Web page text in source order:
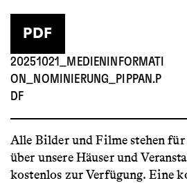
PDF
20251021_MEDIENINFORMATI
ON_NOMINIERUNG_PIPPAN.P
DF
Alle Bilder und Filme stehen
über unsere Häuser und
kostenlos zur Verfügung. Eine